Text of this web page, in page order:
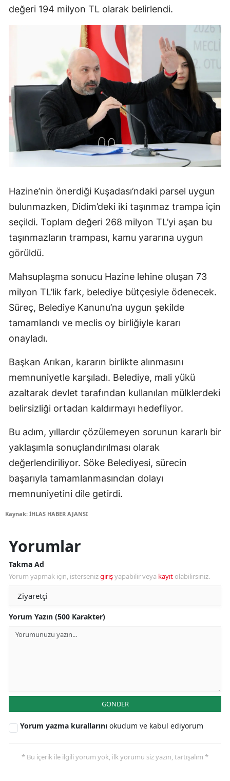
değeri 194 milyon TL olarak belirlendi.
Hazine’nin önerdiği Kuşadası’ndaki parsel uygun
bulunmazken, Didim’deki iki taşınmaz trampa için
seçildi. Toplam değeri 268 milyon TL’yi aşan bu
taşınmazların trampası, kamu yararına uygun
görüldü.
Mahsuplaşma sonucu Hazine lehine oluşan 73
milyon TL’lik fark, belediye bütçesiyle ödenecek.
Süreç, Belediye Kanunu’na uygun şekilde
tamamlandı ve meclis oy birliğiyle kararı
onayladı.
Başkan Arıkan, kararın birlikte alınmasını
memnuniyetle karşıladı. Belediye, mali yükü
azaltarak devlet tarafından kullanılan mülklerdeki
belirsizliği ortadan kaldırmayı hedefliyor.
Bu adım, yıllardır çözülemeyen sorunun kararlı bir
yaklaşımla sonuçlandırılması olarak
değerlendiriliyor. Söke Belediyesi, sürecin
başarıyla tamamlanmasından dolayı
memnuniyetini dile getirdi.
Kaynak: İHLAS HABER AJANSI
Yorumlar
Takma Ad
Yorum yapmak için, istersenizgirişyapabilir veya kayıt olabilirsiniz.
Yorum Yazın (500 Karakter)
GÖNDER
Yorum yazma kurallarını okudum ve kabul ediyorum
* Bu içerik ile ilgili yorum yok, ilk yorumu siz yazın, tartışalım *